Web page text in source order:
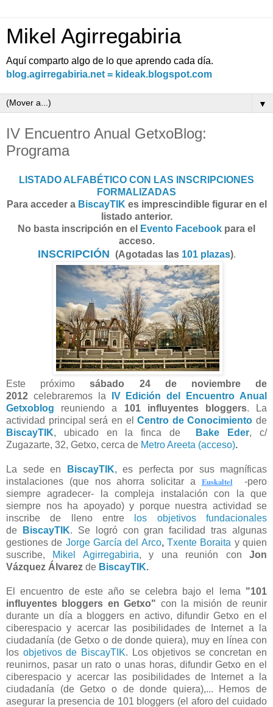
Mikel Agirregabiria
Aquí comparto algo de lo que aprendo cada día.
blog.agirregabiria.net = kideak.blogspot.com
▼
IV Encuentro Anual GetxoBlog:
Programa
LISTADO ALFABÉTICO CON LAS INSCRIPCIONES
FORMALIZADAS
Para acceder a BiscayTIK es imprescind ible figurar en el
listado anterior.
No basta inscripción en el
Evento Facebook para el
acceso.
INSCRIPCIÓN (Agotadas las 101 plazas).
Este próximosábado 24 de noviembre de
2012 celebraremos la
IV Edición del Encuentro Anual
Getxoblog reuniendo a 101 influyentes bloggers. La
actividad principal será en elCentro de Conocimiento de
BiscayTIK, ubicado en la finca de Bake Eder,c/
Zugazarte, 32, Getxo, cerca de Metro Areeta (acceso).
La sede en BiscayTIK, es perfecta por sus magníficas
instalaciones (que nos ahorra solicitar a Euskaltel -pero
siempre agradecer- l a compleja instalación con la que
siempre nos ha apoyado) y porque nuestra actividad se
inscribe de lleno entre
los objetivos fundacionales
de
BiscayTIK. Se logró con gran facilidad tras algunas
gestiones de Jorge García del Arco, Txente Boraita y quien
suscribe, Mikel Agirregabiria, y una reunión conJon
Vázquez Álvarez de BiscayTIK.
El encuentro de este año se celebra bajo el lema "101
influyentes bloggers en Getxo" con la misión de reunir
durante un día a bloggers en activo, difundir Getxo en el
ciberespacio y acercar las posibilidades de Internet a la
ciudadanía (de Getxo o de donde quiera), muy en línea con
los objetivos de BiscayTIK. Los objetivos se concretan en
reunirnos, pasar un rato o unas horas, difundir Getxo en el
ciberespacio y acercar las posibilidades de Internet a la
ciudadanía (de Getxo o de donde quiera),... Hemos de
asegurar la presencia de 101 bloggers (el aforo del cuidado